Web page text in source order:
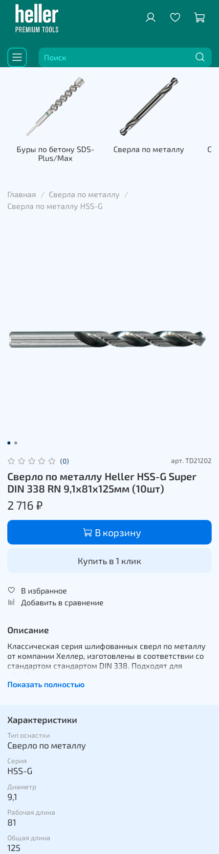
Буры по бетону SDS-
Plus/Max
Сверла по металлу
Главная
Сверла по металлу
Сверла по металлу HSS-G
(0) арт. TD21202
Сверло по металлу Heller HSS-G Super
DIN 338 RN 9,1х81х125мм (10шт)
2 716 ₽
В корзину
Купить в 1 клик
В избранное
Добавить в сравнение
Описание
Классическая серия шлифованных сверл по металлу
от компании Хеллер, изготовлены в соответствии со
стандартом стандартом DIN 338. Подходят для
чугуна. Сверла затачиваются под углом 135 градусов,
классическим хвостовиком в форме цилиндра, так и с
шестигранным.
Показать полностью
Характеристики
Тип оснастки
Сверло по металлу
Серия
HSS-G
Диаметр
9,1
Рабочая длина
81
Общая длина
125